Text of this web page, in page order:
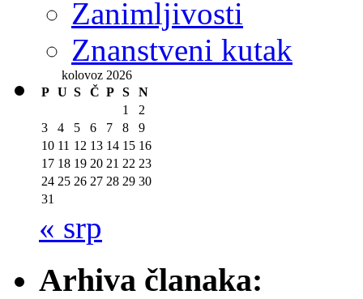
Zanimljivosti
Znanstveni kutak
kolovoz 2026
P U S Č P S
N
1
2
3
4 5 6 7 8
9
10 11 12 13 14 15 16
17 18 19 20 21 22 23
24 25 26 27 28 29 30
31
« srp
Arhiva članaka: